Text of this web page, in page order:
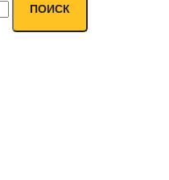
ПОИСК